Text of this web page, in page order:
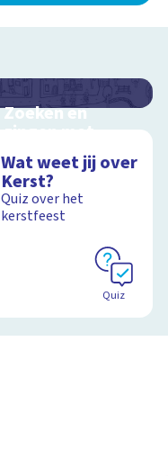
Zoeken en
zingen met
Sesamstraat
Interactieve
schoolplaat met
kinderliedjes
Schoolplaat
Wat weet jij over
Kerst?
Quiz over het
kerstfeest
Quiz